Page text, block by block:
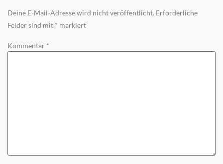
Deine E-Mail-Adresse wird nicht veröffentlicht. Erforderliche
Felder sind mit * markiert
Kommentar *